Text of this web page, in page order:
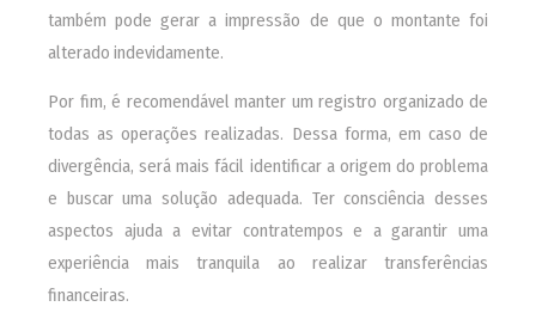
também pode gerar a impressão de que o montante foi
alterado indevidamente.
Por fim, é recomendável manter um registro organizado de
todas as operações realizadas. Dessa forma, em caso de
divergência, será mais fácil identificar a origem do problema
e buscar uma solução adequada. Ter consciência desses
aspectos ajuda a evitar contratempos e a garantir uma
experiência mais tranquila ao realizar transferências
financeiras.